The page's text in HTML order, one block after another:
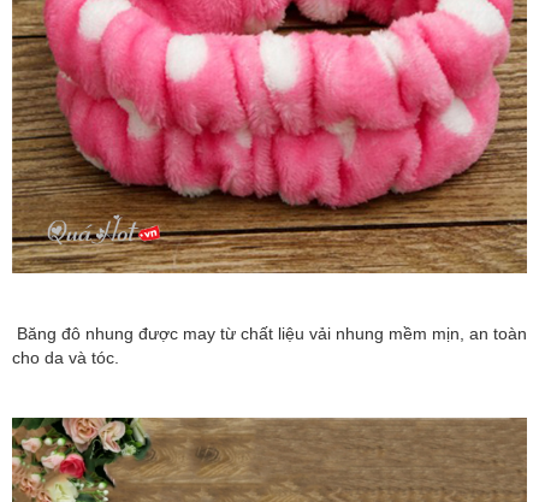
Băng đô nhung được may từ chất liệu vải nhung mềm mịn, an toàn
cho da và tóc.